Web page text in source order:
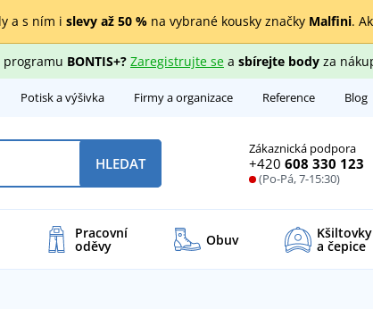
a s ním i slevy až 50 %na vybrané kousky značky Malfini.
programu BONTIS+? Zaregistrujte sea sbírejte bodyza
Potisk a výšivka Firmy a organizace Reference Blog
Zákaznická podpora
+420 608 330 123
(Po-Pá, 7-15:30)
HLEDAT
Pracovní
oděvy Obuv Kšiltovky
a čepice